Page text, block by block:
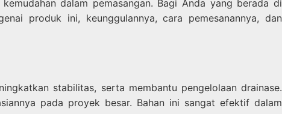
dalam pemasangan. Bagi Anda yang berada di
produk ini, keunggulannya, cara pemesanannya, dan
stabilitas, serta membantu pengelolaan drainase.
pada proyek besar. Bahan ini sangat efektif dalam